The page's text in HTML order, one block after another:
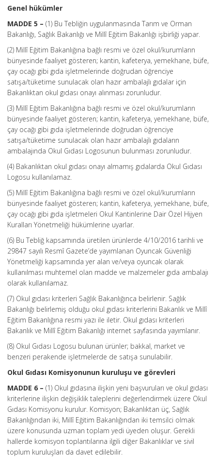
Genel hükümler
MADDE 5 – (1) Bu Tebliğin uygulanmasında Tarım ve Orman
Bakanlığı, Sağlık Bakanlığı ve Millî Eğitim Bakanlığı işbirliği yapar.
(2) Millî Eğitim Bakanlığına bağlı resmi ve özel okul/kurumların
bünyesinde faaliyet gösteren; kantin, kafeterya, yemekhane, büfe,
çay ocağı gibi gıda işletmelerinde doğrudan öğrenciye
satışa/tüketime sunulacak olan hazır ambalajlı gıdalar için
Bakanlıktan okul gıdası onayı alınması zorunludur.
(3) Millî Eğitim Bakanlığına bağlı resmi ve özel okul/kurumların
bünyesinde faaliyet gösteren; kantin, kafeterya, yemekhane, büfe,
çay ocağı gibi gıda işletmelerinde doğrudan öğrenciye
satışa/tüketime sunulacak olan hazır ambalajlı gıdaların
ambalajında Okul Gıdası Logosunun bulunması zorunludur.
(4) Bakanlıktan okul gıdası onayı almamış gıdalarda Okul Gıdası
Logosu kullanılamaz.
(5) Millî Eğitim Bakanlığına bağlı resmi ve özel okul/kurumların
bünyesinde faaliyet gösteren; kantin, kafeterya, yemekhane, büfe,
çay ocağı gibi gıda işletmeleri Okul Kantinlerine Dair Özel Hijyen
Kuralları Yönetmeliği hükümlerine uyarlar.
(6) Bu Tebliğ kapsamında üretilen ürünlerde 4/10/2016 tarihli ve
29847 sayılı Resmî Gazete’de yayımlanan Oyuncak Güvenliği
Yönetmeliği kapsamında yer alan ve/veya oyuncak olarak
kullanılması muhtemel olan madde ve malzemeler gıda ambalajı
olarak kullanılamaz.
(7) Okul gıdası kriterleri Sağlık Bakanlığınca belirlenir. Sağlık
Bakanlığı belirlemiş olduğu okul gıdası kriterlerini Bakanlık ve Millî
Eğitim Bakanlığına resmi yazı ile iletir. Okul gıdası kriterleri
Bakanlık ve Millî Eğitim Bakanlığı internet sayfasında yayımlanır.
(8) Okul Gıdası Logosu bulunan ürünler; bakkal, market ve
benzeri perakende işletmelerde de satışa sunulabilir.
Okul Gıdası Komisyonunun kuruluşu ve görevleri
MADDE 6 – (1) Okul gıdasına ilişkin yeni başvuruları ve okul gıdası
kriterlerine ilişkin değişiklik taleplerini değerlendirmek üzere Okul
Gıdası Komisyonu kurulur. Komisyon; Bakanlıktan üç, Sağlık
Bakanlığından iki, Millî Eğitim Bakanlığından iki temsilci olmak
üzere konusunda uzman toplam yedi üyeden oluşur. Gerekli
hallerde komisyon toplantılarına ilgili diğer Bakanlıklar ve sivil
toplum kuruluşları da davet edilebilir.